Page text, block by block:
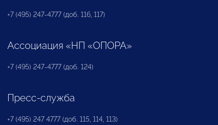
+7 (495) 247-4777 (доб. 116, 117)
Ассоциация «НП «ОПОРА»
+7 (495) 247-4777 (доб. 124)
Пресс-служба
+7 (495) 247 4777 (доб. 115, 114, 113)